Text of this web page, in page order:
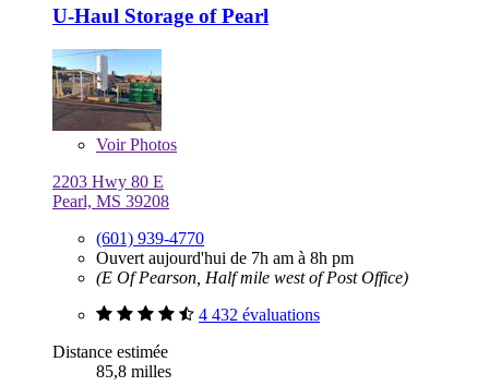
U-Haul Storage of Pearl
VoirPhotos
2203 Hwy 80 E
Pearl, MS 39208
(601) 939-4770
Ouvert aujourd'hui de 7h am à 8h pm
(E Of Pearson, Half mile west of Post Office)
4 432 évaluations
Distance estimée
85,8 milles